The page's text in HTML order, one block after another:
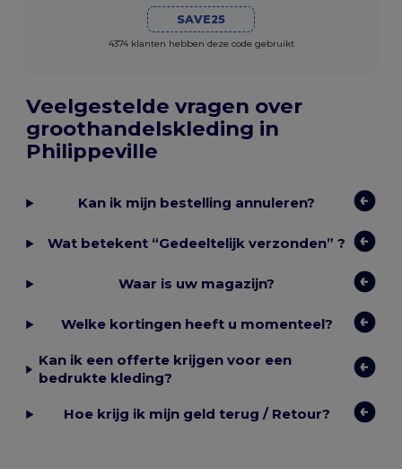
SAVE25
4374 klanten hebben deze code gebruikt
Veelgestelde vragen over
groothandelskleding in
Philippeville
Kan ik mijn bestelling annuleren?
Wat betekent “Gedeeltelijk verzonden” ?
Waar is uw magazijn?
Welke kortingen heeft u momenteel?
Kan ik een offerte krijgen voor een
bedrukte kleding?
Hoe krijg ik mijn geld terug / Retour?